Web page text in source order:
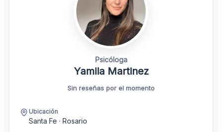
Psicóloga
Yamila Martinez
Sin reseñas por el momento
Ubicación
Santa Fe · Rosario